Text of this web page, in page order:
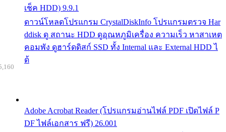
เช็ค HDD) 9.9.1
ดาวน์โหลดโปรแกรม CrystalDiskInfo โปรแกรมตรวจ Har
ddisk ดู สถานะ HDD ดูอุณหภูมิเครื่อง ความเร็ว หาสาเหต
คอมพัง ดูฮาร์ดดิสก์ SSD ทั้ง Internal และ External HDD ไ
ด้
Adobe Acrobat Reader (โปรแกรมอ่านไฟล์ PDF เปิดไฟล์ P
DF ไฟล์เอกสาร ฟรี) 26.001